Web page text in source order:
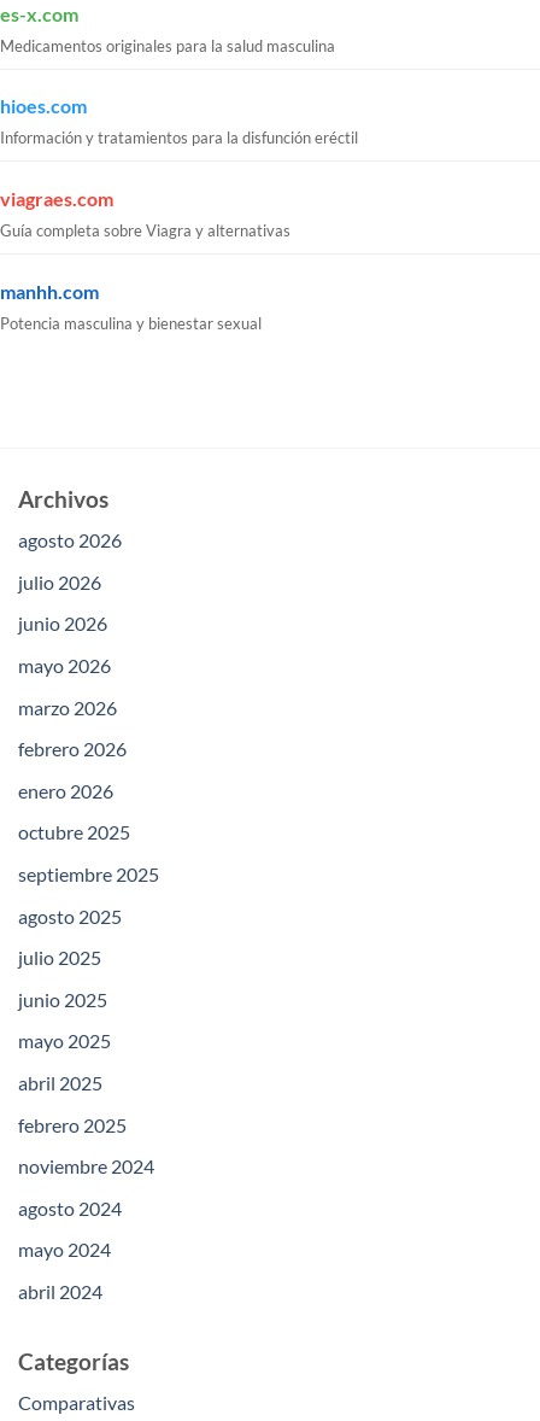
es-x.com
Medicamentos originales para la salud masculina
hioes.com
Información y tratamientos para la disfunción eréctil
viagraes.com
Guía completa sobre Viagra y alternativas
manhh.com
Potencia masculina y bienestar sexual
Archivos
agosto 2026
julio 2026
junio 2026
mayo 2026
marzo 2026
febrero 2026
enero 2026
octubre 2025
septiembre 2025
agosto 2025
julio 2025
junio 2025
mayo 2025
abril 2025
febrero 2025
noviembre 2024
agosto 2024
mayo 2024
abril 2024
Categorías
Comparativas